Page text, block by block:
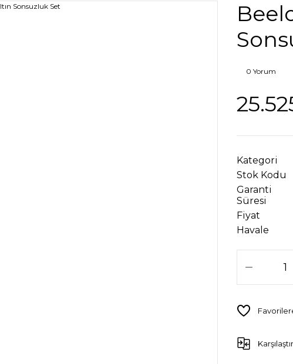
0 Yorum
Kategori
Stok Kodu
Garanti
Süresi
Fiyat
Havale
Karşılaştır